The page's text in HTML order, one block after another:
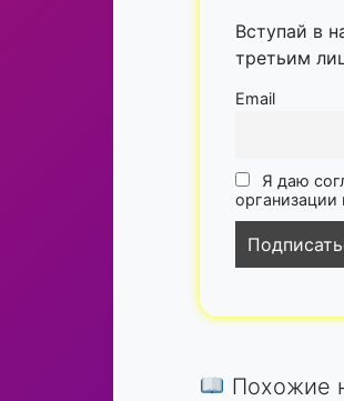
Вступай в
третьим
Email
Я даю
организации
Похожие